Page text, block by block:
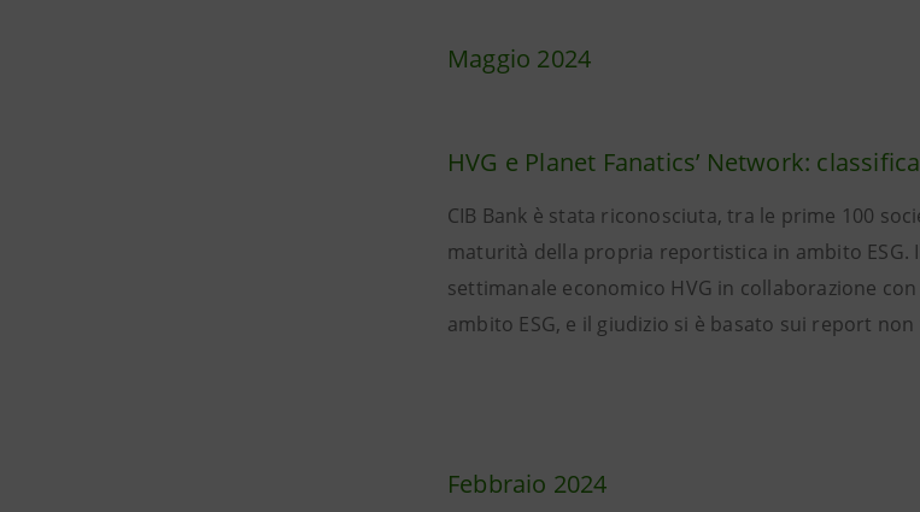
Maggio 2024
HVG e Planet Fanatics’ Network:
CIB Bank è stata riconosciuta, tra le prime 100
maturità della propria reportistica in ambito ESG.
settimanale economico HVG in collaborazione
ambito ESG, e il giudizio si è basato sui report
Febbraio 2024